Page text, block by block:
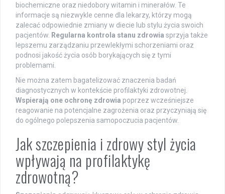
biochemiczne oraz niedobory witamin i minerałów. Te
informacje są niezwykle cenne dla lekarzy, którzy mogą
zalecać odpowiednie zmiany w diecie lub stylu życia swoich
pacjentów. Regularna kontrola stanu zdrowia sprzyja także
lepszemu zarządzaniu przewlekłymi schorzeniami oraz
podnosi jakość życia osób borykających się z tymi
problemami.
Nie można zatem bagatelizować znaczenia badań
diagnostycznych w kontekście profilaktyki zdrowotnej.
Wspierają one ochronę zdrowia poprzez wcześniejsze
reagowanie na potencjalne zagrożenia oraz przyczyniają się
do ogólnego polepszenia samopoczucia pacjentów.
Jak szczepienia i zdrowy styl życia
wpływają na profilaktykę
zdrowotną?